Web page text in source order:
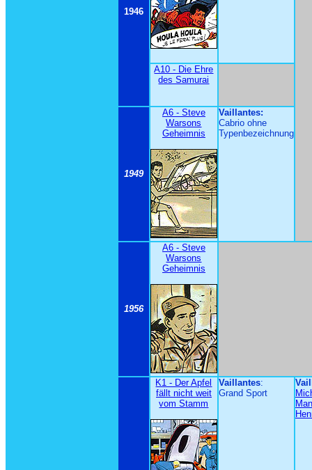
1946
A10 - Die Ehre
des Samurai
1949
A6 - Steve
Warsons
Geheimnis
Vaillantes:
Cabrio ohne
Typenbezeichnung
1956
A6 - Steve
Warsons
Geheimnis
K1 - Der Apfel
fällt nicht weit
vom Stamm
Vaillantes:
Grand Sport